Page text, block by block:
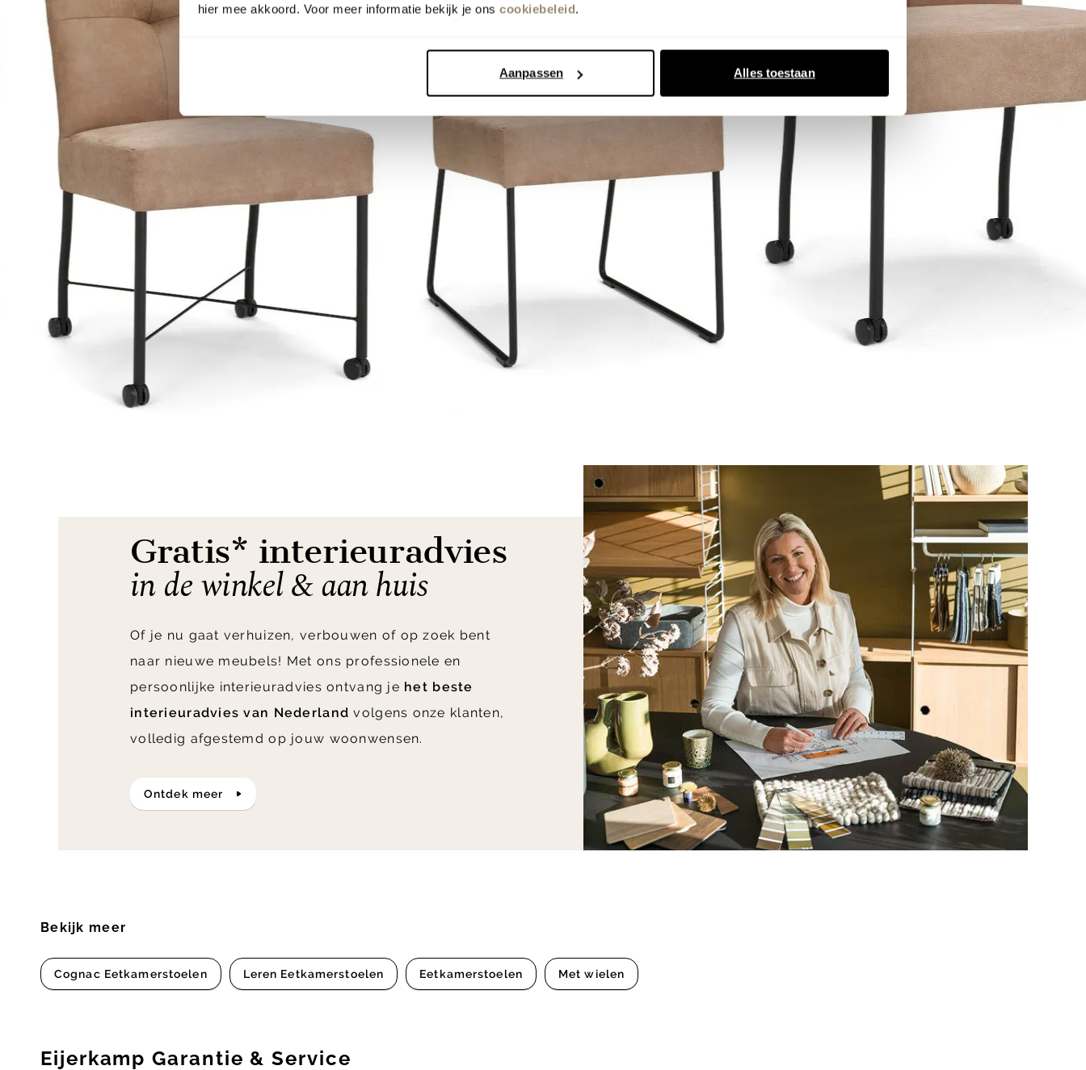
hier mee akkoord. Voor meer informatie bekijk je ons cookiebeleid.
Aanpassen Alles toestaan
Gratis* interieuradvies
in de winkel & aan huis
Of je nu gaat verhuizen, verbouwen of op zoek bent
naar nieuwe meubels! Met ons professionele en
persoonlijke interieuradvies ontvang je het beste
interieuradvies van Nederland volgens onze klanten,
volledig afgestemd op jouw woonwensen.
ontdek meer
Bekijk meer
Cognac Eetkamerstoelen Leren Eetkamerstoelen Eetkamerstoelen Met wielen
Eijerkamp Garantie & Service